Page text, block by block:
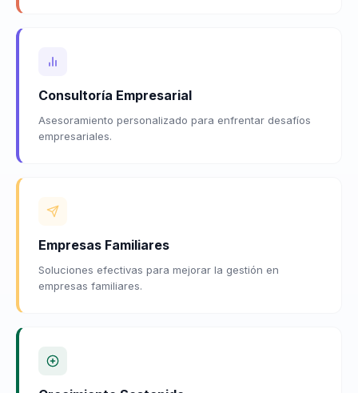
Consultoría Empresarial
Asesoramiento personalizado para enfrentar desafíos
empresariales.
Empresas Familiares
Soluciones efectivas para mejorar la gestión en
empresas familiares.